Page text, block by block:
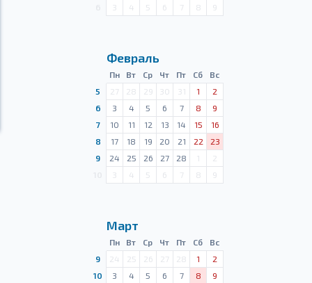
3 4 5 6 7 8 9
Февраль
Пн Вт Ср Чт Пт Сб
Вс
5
27 28 29 30 31 1
2
6
3 4 5 6 7 8
9
7
10 11 12 13 14 15
16
8
17 18 19 20 21 22
23
9
24 25 26 27 28 1
2
3 4 5 6 7 8 9
Март
Пн Вт Ср Чт Пт Сб
Вс
9
24 25 26 27 28 1
2
10
3 4 5 6 7 8
9